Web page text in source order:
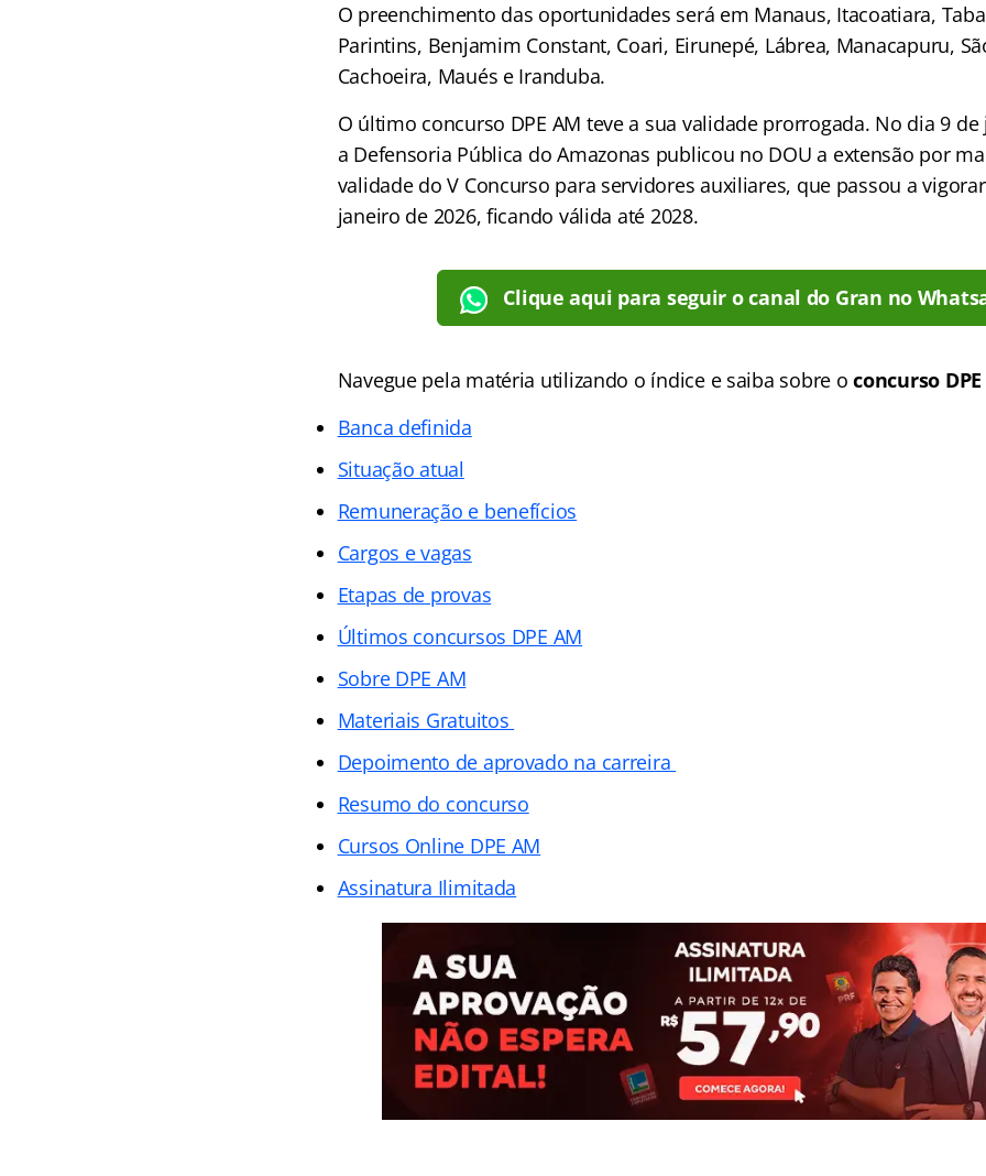
O preenchimento das oportunidades será em Manaus, Itacoatiara,
Parintins, Benjamim Constant, Coari, Eirunepé, Lábrea, Manacapuru,
Cachoeira, Maués e Iranduba.
O último concurso DPE AM teve a sua validade prorrogada. No dia 9 de
a Defensoria Pública do Amazonas publicou no DOU a extensão por
validade do V Concurso para servidores auxiliares, que passou a
janeiro de 2026, ficando válida até 2028.
Clique aqui para seguir o canal do Gran no
Navegue pela matéria utilizando o índice e saiba sobre oconcurso
Banca definida
Situação atual
Remuneração e benefícios
Cargos e vagas
Etapas de provas
Últimos concursos DPE AM
Sobre DPE AM
Materiais Gratuitos
Depoimento de aprovado na carreira
Resumo do concurso
Cursos Online DPE AM
Assinatura Ilimitada